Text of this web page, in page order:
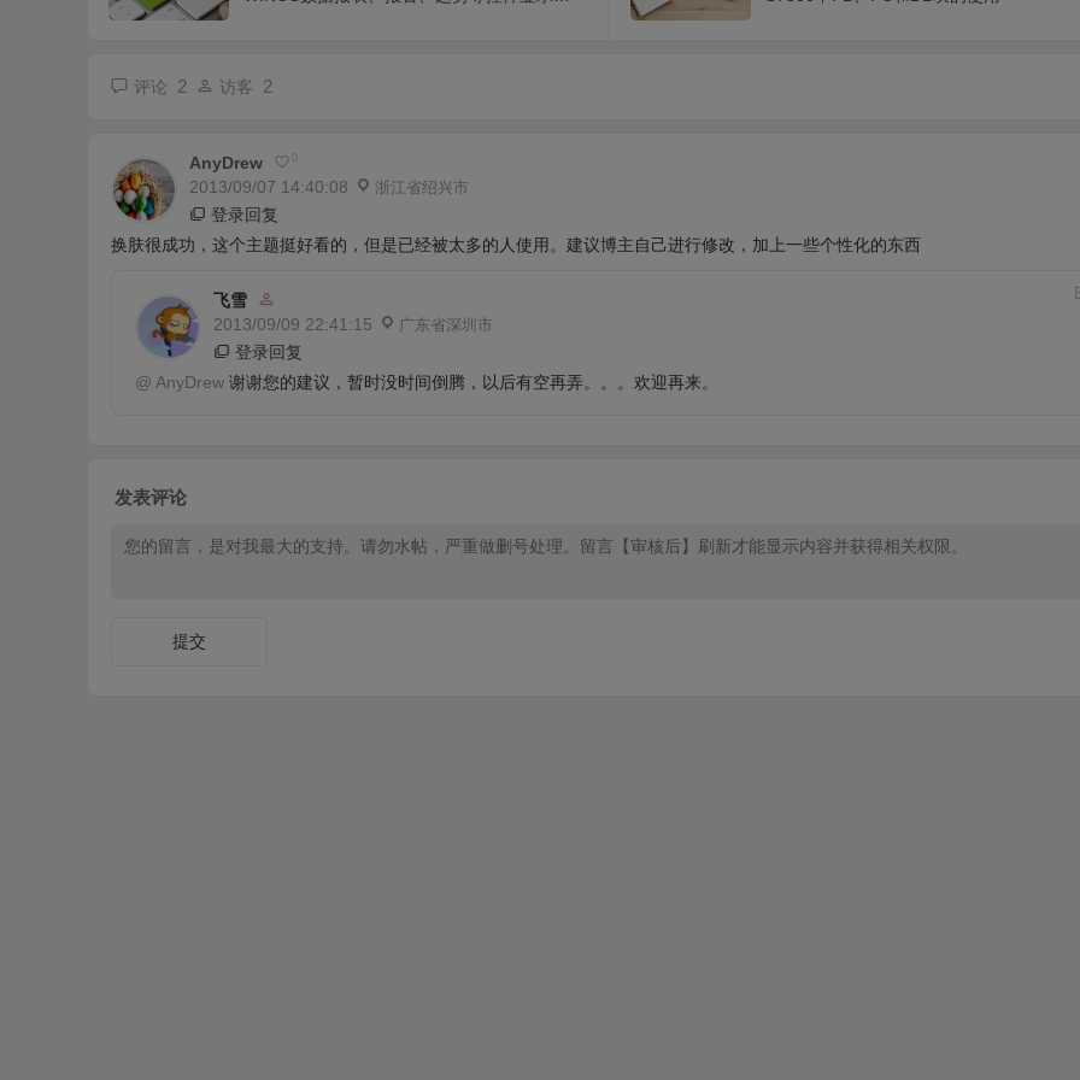
评论 2 访客 2
AnyDrew
2013/09/07 14:40:08 浙江省绍兴市
登录回复
换肤很成功，这个主题挺好看的，但是已经被太多的人使用。建议博主自己进行修改，加上一些个性化的东西
飞雪
2013/09/09 22:41:15
广东省深圳市
登录回复
@ AnyDrew 谢谢您的建议，暂时没时间倒腾，以后有空再弄。。。欢迎再来。
发表评论